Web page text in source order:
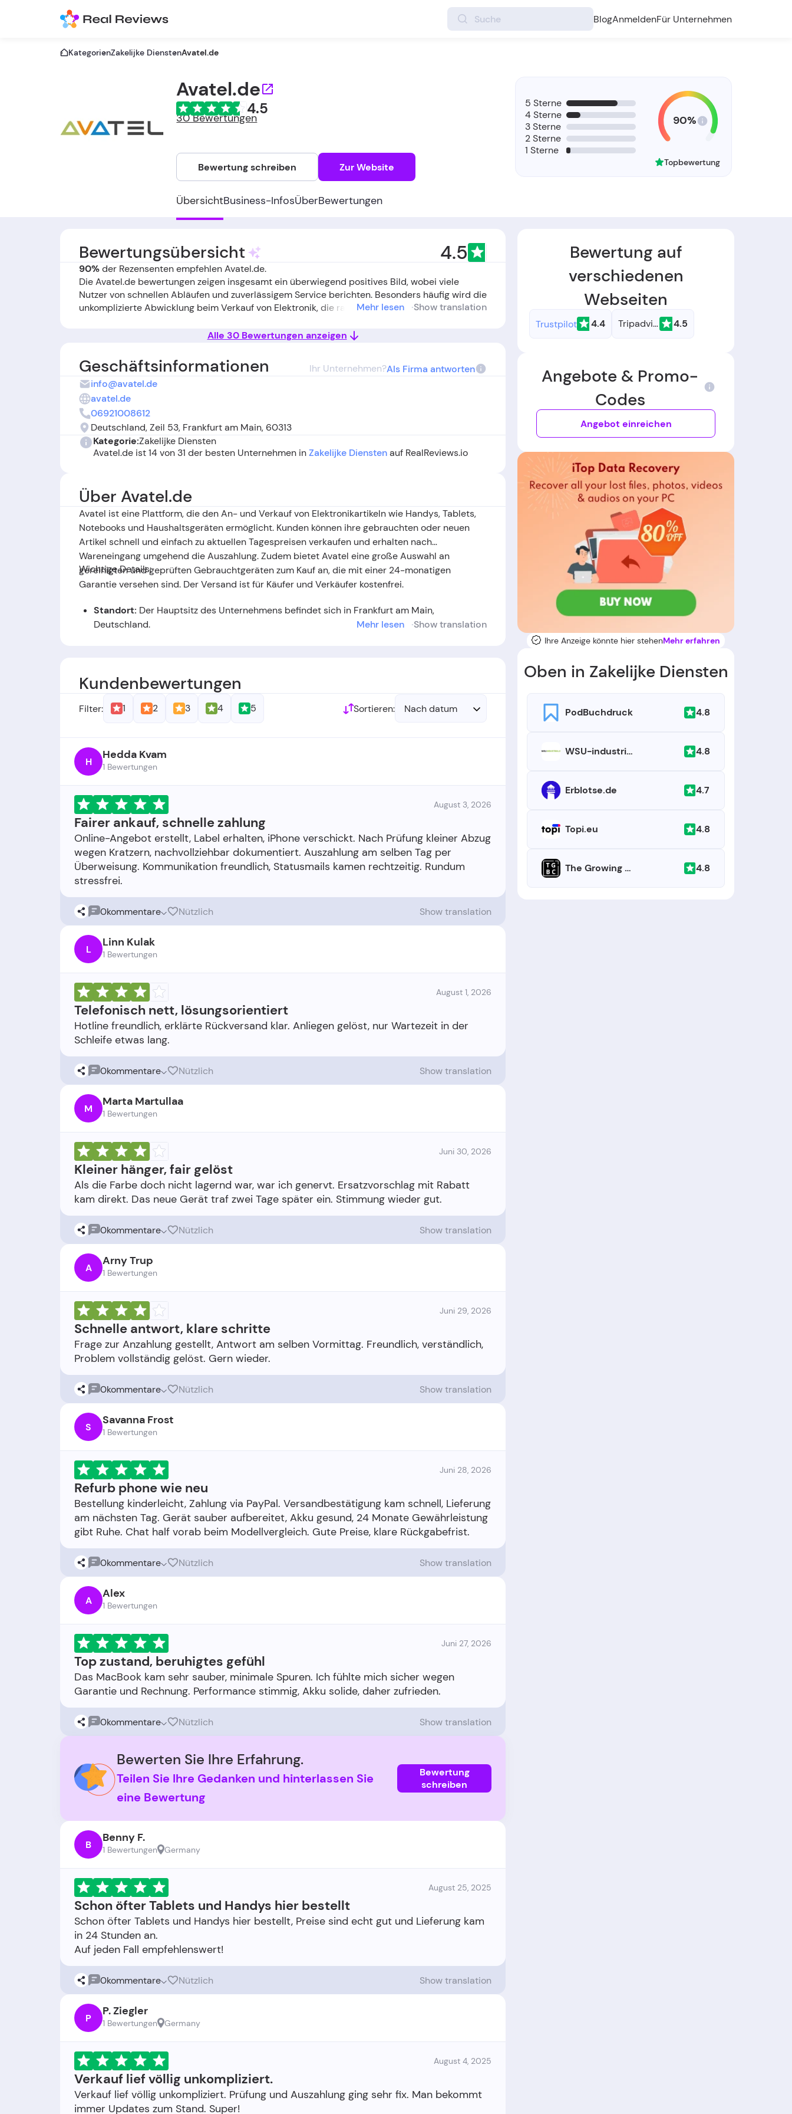
BlogAnmeldenFür Unternehmen
KategorienZakelijke DienstenAvatel.de
Avatel.de
4.5
30 Bewertungen
Bewertung schreiben Zur Website
ÜbersichtBusiness-InfosÜberBewertungen
5 Sterne
4 Sterne
3 Sterne
2 Sterne
1 Sterne
90%
Topbewertung
Bewertungsübersicht 4.5
90%der Rezensenten empfehlen Avatel.de.
Die Avatel.de bewertungen zeigen insgesamt ein überwiegend positives Bild, wobei viele
Nutzer von schnellen Abläufen und zuverlässigem Service berichten. Besonders häufig wird die
unkomplizierte Abwicklung beim Verkauf von Elektronik, die rasche Auszahlung – teils noch am
freundlich und lösungsorientiert beschrieben, sowohl beim Kauf als auch beim Verkauf, wobei
anderen Seite gibt es vereinzelt Kritik: Einige Kunden bemängeln, dass zugesagte
Versandprämien nicht ausgezahlt wurden, und ein Einzelfall berichtet von Unstimmigkeiten bei
der Bewertung des eingesendeten Geräts, was zu Unzufriedenheit führte. Insgesamt spiegeln
die Avatel.de erfahrungen wider, dass die Mehrheit der Kunden sehr zufrieden ist, jedoch
gelegentlich Missverständnisse im Prüfprozess auftreten können.
Mehr lesen Show translation
Alle 30 Bewertungen anzeigen
Geschäftsinformationen Ihr Unternehmen?Als Firma antworten
info@avatel.de
avatel.de
06921008612
Deutschland, Zeil 53, Frankfurt am Main, 60313
Kategorie:Zakelijke Diensten
Avatel.de ist 14 von 31 der besten Unternehmen inZakelijke Dienstenauf RealReviews.io
Über Avatel.de
Avatel ist eine Plattform, die den An- und Verkauf von Elektronikartikeln wie Handys, Tablets,
Notebooks und Haushaltsgeräten ermöglicht. Kunden können ihre gebrauchten oder neuen
Artikel schnell und einfach zu aktuellen Tagespreisen verkaufen und erhalten nach
Wareneingang umgehend die Auszahlung. Zudem bietet Avatel eine große Auswahl an
gereinigten und geprüften Gebrauchtgeräten zum Kauf an, die mit einer 24-monatigen
Garantie versehen sind. Der Versand ist für Käufer und Verkäufer kostenfrei.
Wichtige Details:
Standort: Der Hauptsitz des Unternehmens befindet sich in Frankfurt am Main,
Deutschland.
Gründungsdatum:Das Unternehmen wurde im Jahr
Mehr lesen Show translation
Bewertung auf
verschiedenen
Webseiten
Trustpilot 4.4 Tripadvisor 4.5
Angebote & Promo-
Codes
Angebot einreichen
Ihre Anzeige könnte hier stehenMehr erfahren
Oben in Zakelijke Diensten
PodBuchdruck 4.8
WSU-industrials.com 4.8
Erblotse.de 4.7
Topi.eu 4.8
The Growing Business Company 4.8
Kundenbewertungen
Sortieren: Nach datum
Filter: 1 2 3 4 5
H Hedda Kvam
1 Bewertungen
August 3, 2026
Fairer ankauf, schnelle zahlung
Online-Angebot erstellt, Label erhalten, iPhone verschickt. Nach Prüfung kleiner Abzug
wegen Kratzern, nachvollziehbar dokumentiert. Auszahlung am selben Tag per
Überweisung. Kommunikation freundlich, Statusmails kamen rechtzeitig. Rundum
0kommentare Nützlich Show translation
L Linn Kulak
1 Bewertungen
August 1, 2026
Telefonisch nett, lösungsorientiert
Hotline freundlich, erklärte Rückversand klar. Anliegen gelöst, nur Wartezeit in der
0kommentare Nützlich Show translation
M Marta Martullaa
1 Bewertungen
Juni 30, 2026
Kleiner hänger, fair gelöst
Als die Farbe doch nicht lagernd war, war ich genervt. Ersatzvorschlag mit Rabatt
0kommentare Nützlich Show translation
A Arny Trup
1 Bewertungen
Juni 29, 2026
Schnelle antwort, klare schritte
Frage zur Anzahlung gestellt, Antwort am selben Vormittag. Freundlich, verständlich,
0kommentare Nützlich Show translation
S Savanna Frost
1 Bewertungen
Juni 28, 2026
Refurb phone wie neu
Bestellung kinderleicht, Zahlung via PayPal. Versandbestätigung kam schnell, Lieferung
am nächsten Tag. Gerät sauber aufbereitet, Akku gesund, 24 Monate Gewährleistung
0kommentare Nützlich Show translation
A Alex
1 Bewertungen
Juni 27, 2026
Top zustand, beruhigtes gefühl
Das MacBook kam sehr sauber, minimale Spuren. Ich fühlte mich sicher wegen
0kommentare Nützlich Show translation
Bewerten Sie Ihre Erfahrung.
Teilen Sie Ihre Gedanken und hinterlassen Sie
eine Bewertung
Bewertung
schreiben
B Benny F.
1 Bewertungen Germany
August 25, 2025
Schon öfter Tablets und Handys hier bestellt
Schon öfter Tablets und Handys hier bestellt, Preise sind echt gut und Lieferung kam
in 24 Stunden an.
0kommentare Nützlich Show translation
P P. Ziegler
1 Bewertungen Germany
August 4, 2025
Verkauf lief völlig unkompliziert.
Verkauf lief völlig unkompliziert. Prüfung und Auszahlung ging sehr fix. Man bekommt